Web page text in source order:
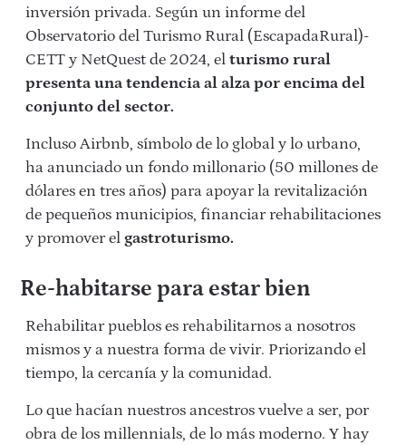
inversión privada. Según un informe del
Observatorio del Turismo Rural (EscapadaRural)-
CETT y NetQuest de 2024, el turismo rural
presenta una tendencia al alza por encima del
conjunto del sector.
Incluso Airbnb, símbolo de lo global y lo urbano,
ha anunciado un fondo millonario (50 millones de
dólares en tres años) para apoyar la revitalización
de pequeños municipios, financiar rehabilitaciones
y promover el gastroturismo.
Re-habitarse para estar bien
Rehabilitar pueblos es rehabilitarnos a nosotros
mismos y a nuestra forma de vivir. Priorizando el
tiempo, la cercanía y la comunidad.
Lo que hacían nuestros ancestros vuelve a ser, por
obra de los millennials, de lo más moderno. Y hay